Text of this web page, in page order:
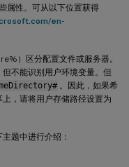
属性。可从以下位置获得
en-
）区分配置文件或服务器。
不能识别用户环境变量。但
。因此，如果希
，请将用户存储路径设置为
题中进行介绍：